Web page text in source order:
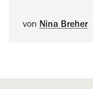
von Nina Breher